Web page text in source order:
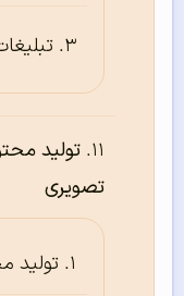
تولید
تصویری
تولید